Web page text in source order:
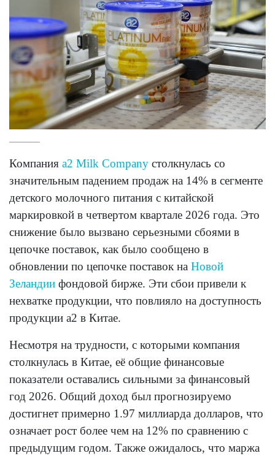
Компания a2 Milk Company столкнулась со
значительным падением продаж на 14% в сегменте
детского молочного питания с китайской
маркировкой в четвертом квартале 2026 года. Это
снижение было вызвано серьезными сбоями в
цепочке поставок, как было сообщено в
обновлении по цепочке поставок на Новой
Зеландии фондовой бирже. Эти сбои привели к
нехватке продукции, что повлияло на доступность
продукции a2 в Китае.
Несмотря на трудности, с которыми компания
столкнулась в Китае, её общие финансовые
показатели оставались сильными за финансовый
год 2026. Общий доход был прогнозируемо
достигнет примерно 1.97 миллиарда долларов, что
означает рост более чем на 12% по сравнению с
предыдущим годом. Также ожидалось, что маржа